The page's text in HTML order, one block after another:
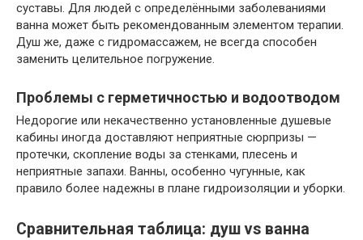
суставы. Для людей с определёнными заболеваниями
ванна может быть рекомендованным элементом терапии.
Душ же, даже с гидромассажем, не всегда способен
заменить целительное погружение.
Проблемы с герметичностью и водоотводом
Недорогие или некачественно установленные душевые
кабины иногда доставляют неприятные сюрпризы —
протечки, скопление воды за стенками, плесень и
неприятные запахи. Ванны, особенно чугунные, как
правило более надежны в плане гидроизоляции и уборки.
Сравнительная таблица: душ vs ванна